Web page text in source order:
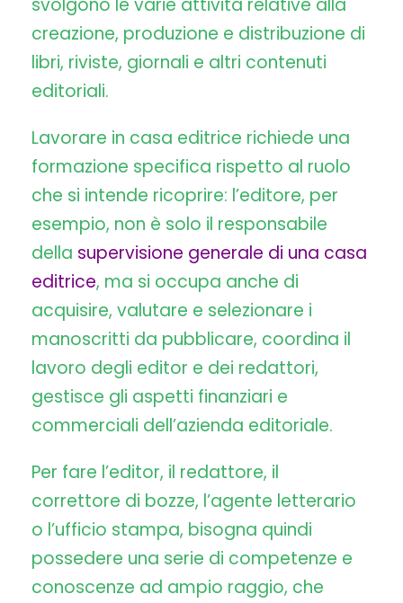
svolgono le varie attività relative alla
creazione, produzione e distribuzione di
libri, riviste, giornali e altri contenuti
editoriali.
Lavorare in casa editrice richiede una
formazione specifica rispetto al ruolo
che si intende ricoprire: l’editore, per
esempio, non è solo il responsabile
della supervisione generale di una casa
editrice, ma si occupa anche di
acquisire, valutare e selezionare i
manoscritti da pubblicare, coordina il
lavoro degli editor e dei redattori,
gestisce gli aspetti finanziari e
commerciali dell’azienda editoriale.
Per fare l’editor, il redattore, il
correttore di bozze, l’agente letterario
o l’ufficio stampa, bisogna quindi
possedere una serie di competenze e
conoscenze ad ampio raggio, che